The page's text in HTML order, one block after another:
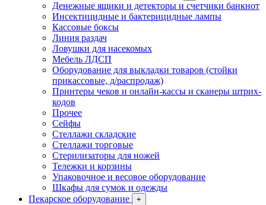
Денежные ящики и детекторы и счетчики банкнот
Инсектицидные и бактерицидные лампы
Кассовые боксы
Линия раздач
Ловушки для насекомых
Мебель ЛДСП
Оборудование для выкладки товаров (стойки
прикассовые, д/распродаж)
Принтеры чеков и онлайн-кассы и сканеры штрих-
кодов
Прочее
Сейфы
Стеллажи складские
Стеллажи торговые
Стерилизаторы для ножей
Тележки и корзины
Упаковочное и весовое оборудование
Шкафы для сумок и одежды
Пекарское оборудование
+